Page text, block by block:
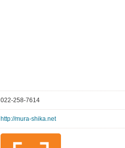
022-258-7614
http://mura-shika.net